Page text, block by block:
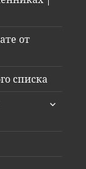
от
списка
раскрыть